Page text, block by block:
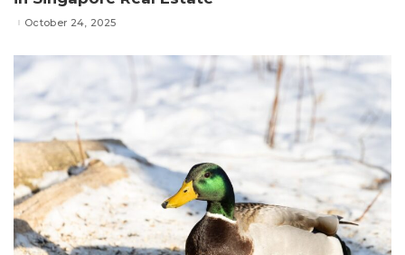
October 24, 2025